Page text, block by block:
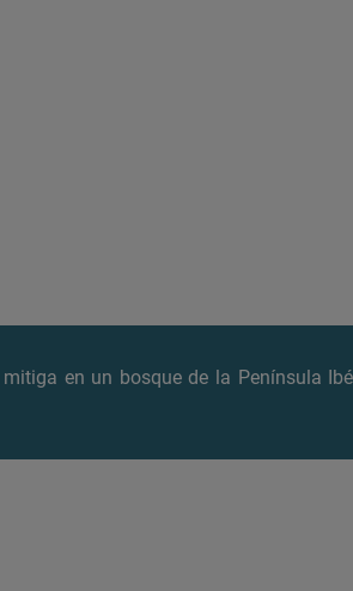
en un bosque de la Península